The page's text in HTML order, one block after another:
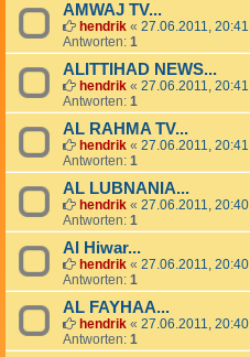
AMWAJ TV...
hendrik « 27.06.2011, 20:41
Antworten: 1
ALITTIHAD NEWS...
hendrik « 27.06.2011, 20:41
Antworten: 1
AL RAHMA TV...
hendrik « 27.06.2011, 20:41
Antworten: 1
AL LUBNANIA...
hendrik « 27.06.2011, 20:40
Antworten: 1
Al Hiwar...
hendrik « 27.06.2011, 20:40
Antworten: 1
AL FAYHAA...
hendrik « 27.06.2011, 20:40
Antworten: 1